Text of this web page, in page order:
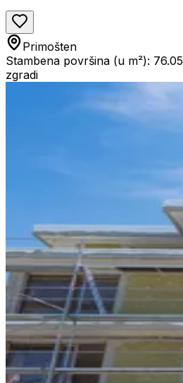
Primošten
Stambena površina (u m²): 76.05
zgradi